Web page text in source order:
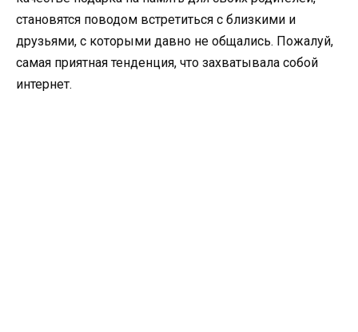
становятся поводом встретиться с близкими и
друзьями, с которыми давно не общались. Пожалуй,
самая приятная тенденция, что захватывала собой
интернет.